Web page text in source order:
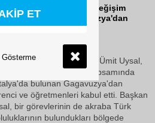
Ümit Uysal, öğrenci değişim
bulunan Gagavuzya'dan
etti.
Ekim 2018 Çarşamba 11:58
Belediye Başkanı Ümit Uysal,
değişim programı kapsamında
bulunan Gagavuzya'dan
ve öğretmenleri kabul etti. Başkan
bir görevlerinin de akraba Türk
bulundukları bölgede
ET
Gösterme